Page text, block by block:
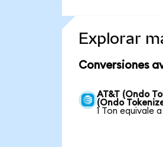
Explorar
Conversiones
AT&T (Ondo
(Ondo
1 Ton equivale